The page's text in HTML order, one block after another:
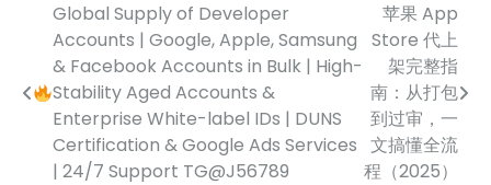
导
Global Supply of Developer
Accounts | Google, Apple, Samsung
& Facebook Accounts in Bulk | High-
Stability Aged Accounts &
Enterprise White-label IDs | DUNS
Certification & Google Ads Services
| 24/7 Support TG@J56789
苹果 App
Store 代上
架完整指
南：从打包
到过审，一
文搞懂全流
程（2025）